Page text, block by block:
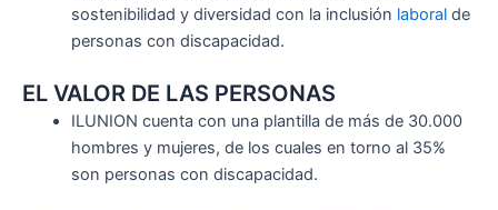
sostenibilidad y diversidad con la inclusión laboralde
personas con discapacidad.
EL VALOR DE LAS PERSONAS
ILUNION cuenta con una plantilla de más de 30.000
hombres y mujeres, de los cuales en torno al 35%
son personas con discapacidad.